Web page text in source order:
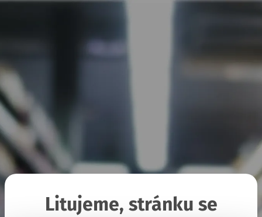
Litujeme, stránku se